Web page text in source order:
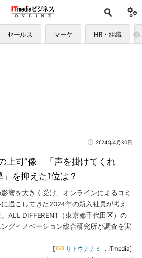
セールス マーケ HR・組織
2024年4月30日
上司”像 「声を掛けてくれ
を抑えた1位は？
響を大きく受け、オンラインによるコミ
過ごしてきた2024年の新入社員が考え
ALL DIFFERENT（東京都千代田区）の
グイノベーション総合研究所が調査を実
[ サトウナナミ
，ITmedia]